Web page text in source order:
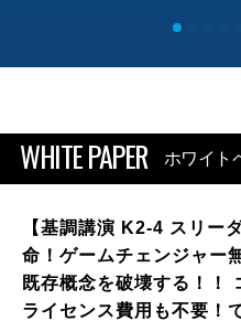
WHITE PAPER ホワイト
【基調講演 K2-4 スリー
命！ゲームチェンジャー
既存概念を破壊する！！
ライセンス費用も不要！